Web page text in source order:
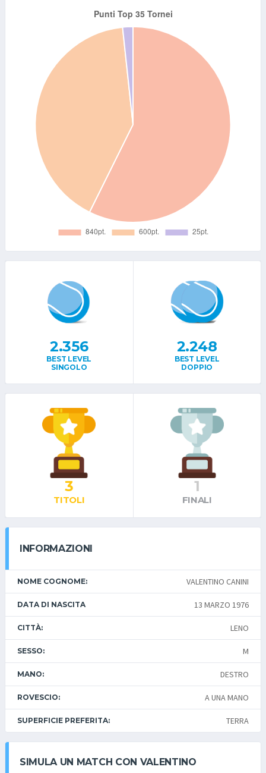
2.356
BEST LEVEL
SINGOLO
2.248
BEST LEVEL
DOPPIO
3
TITOLI
1
FINALI
INFORMAZIONI
NOME COGNOME: VALENTINO CANINI
DATA DI NASCITA 13 MARZO 1976
CITTÀ: LENO
SESSO: M
MANO: DESTRO
ROVESCIO: A UNA MANO
SUPERFICIE PREFERITA: TERRA
SIMULA UN MATCH CON VALENTINO